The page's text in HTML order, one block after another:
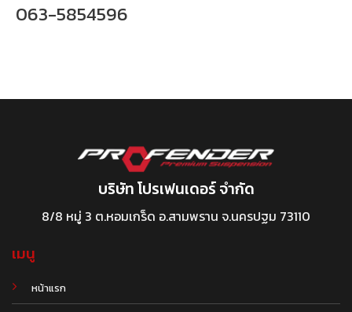
063-5854596
บริษัท โปรเฟนเดอร์ จำกัด
8/8 หมู่ 3 ต.หอมเกร็ด อ.สามพราน จ.นครปฐม 73110
เมนู
หน้าแรก